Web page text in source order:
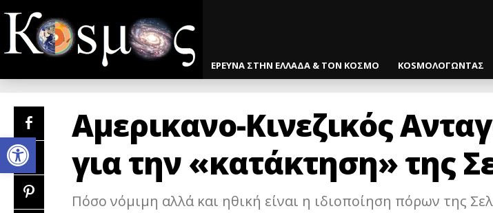
Open toolbar
ΕΡΕΥΝΑ ΣΤΗΝ ΕΛΛΑΔΑ & ΤΟΝ ΚΟΣΜΟ KOSMOΛΟΓΩΝΤΑΣ
Αμερικανο-Κινεζικός
για την «κατάκτηση» της
Πόσο νόμιμη αλλά και ηθική είναι η ιδιοποίηση πόρων της